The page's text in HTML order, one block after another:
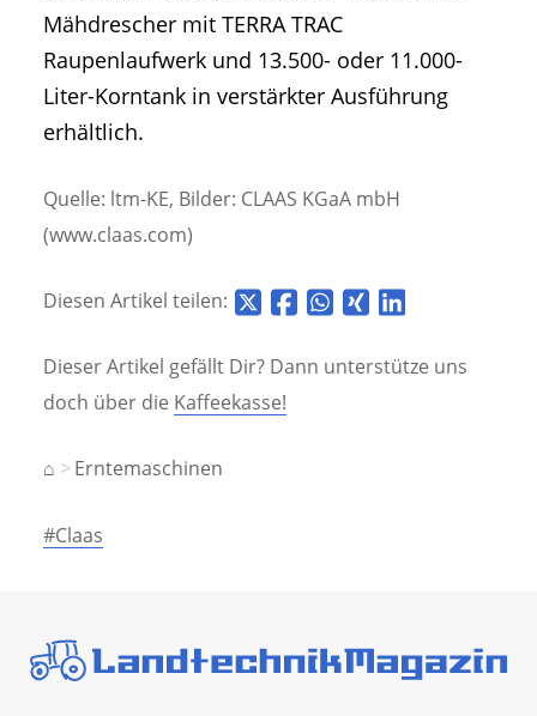
Mähdrescher mit TERRA TRAC
Raupenlaufwerk und 13.500- oder 11.000-
Liter-Korntank in verstärkter Ausführung
erhältlich.
Quelle: ltm-KE, Bilder: CLAAS KGaA mbH
(www.claas.com)
Diesen Artikel teilen:
Dieser Artikel gefällt Dir? Dann unterstütze uns
doch über die Kaffeekasse!
⌂ Erntemaschinen
#Claas